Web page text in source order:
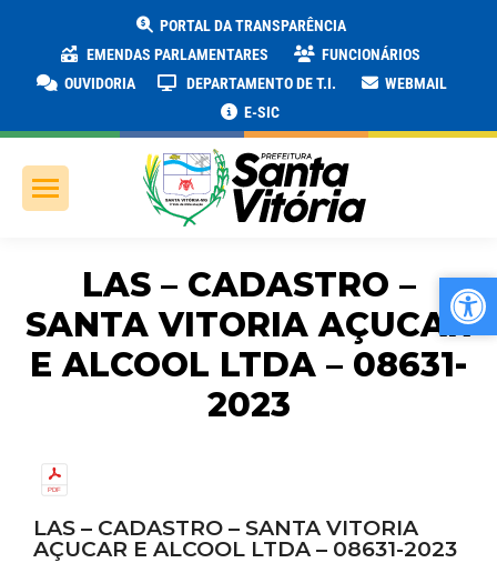
PORTAL DA TRANSPARÊNCIA
EMENDAS PARLAMENTARES
FUNCIONÁRIOS
OUVIDORIA
DEPARTAMENTO DE T.I.
WEBMAIL
E-SIC
LAS – CADASTRO –
SANTA VITORIA AÇUCAR
E ALCOOL LTDA – 08631-
2023
LAS – CADASTRO – SANTA VITORIA
AÇUCAR E ALCOOL LTDA – 08631-2023